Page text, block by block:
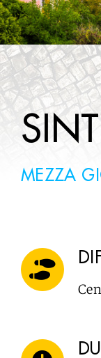
WINE TOURS
DA SAPERE
CONTATTI
MEZZA